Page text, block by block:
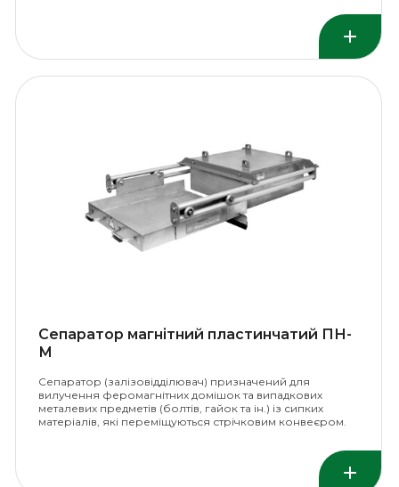
Сепаратор магнітний пластинчатий ПН-
М
Сепаратор (залізовідділювач) призначений для
вилучення феромагнітних домішок та випадкових
металевих предметів (болтів, гайок та ін.) із сипких
матеріалів, які переміщуються стрічковим конвеєром.